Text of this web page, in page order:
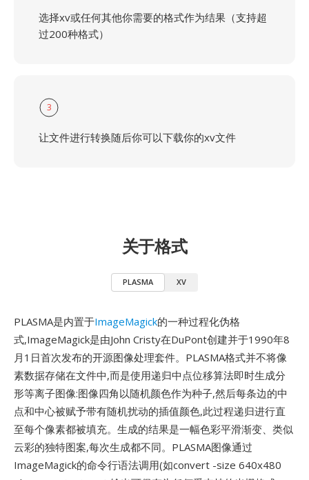
选择xv或任何其他你需要的格式作为结果（支持超
过200种格式）
3
让文件进行转换随后你可以下载你的xv文件
关于格式
PLASMA XV
PLASMA是内置于ImageMagick的一种过程化伪格
式,ImageMagick是由John Cristy在DuPont创建并于1990年8
月1日首次发布的开源图像处理套件。PLASMA格式并不将像
素数据存储在文件中,而是使用递归中点位移算法即时生成分
形等离子图像:图像四角以随机颜色作为种子,然后每条边的中
点和中心被赋予带有随机扰动的插值颜色,此过程递归进行直
至每个像素都被填充。生成的结果是一幅色彩平滑渐变、类似
云彩的独特图案,每次生成都不同。PLASMA图像通过
ImageMagick的命令行语法调用(如convert -size 640x480